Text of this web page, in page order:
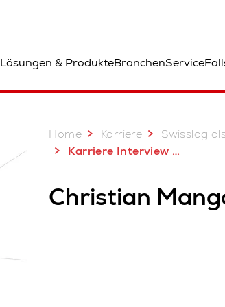
Lösungen & ProdukteBranchenService
Home Karriere
Swisslog als
Karriere Interview mit Christian | Control Engineer
Christian